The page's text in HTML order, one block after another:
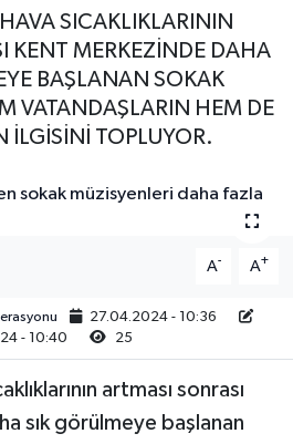
HAVA SICAKLIKLARININ
KENT MERKEZİNDE DAHA
BAŞLANAN SOKAK
VATANDAŞLARIN HEM DE
İLGİSİNİ TOPLUYOR.
A- A+
27.04.2024 - 10:36
- 10:40
25
artması sonrası
sık görülmeye başlanan